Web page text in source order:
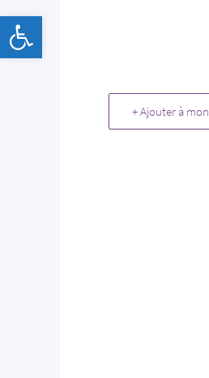
+ Ajouter à
Ouvrir la barre d’outils